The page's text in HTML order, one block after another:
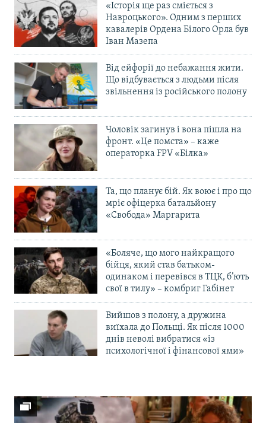
«Історія ще раз сміється з
Навроцького». Одним з перших
кавалерів Ордена Білого Орла був
Іван Мазепа
Від ейфорії до небажання жити.
Що відбувається з людьми після
звільнення із російського полону
Чоловік загинув і вона пішла на
фронт. «Це помста» – каже
операторка FPV «Білка»
Та, що планує бій. Як воює і про що
мріє офіцерка батальйону
«Свобода» Маргарита
«Боляче, що мого найкращого
бійця, який став батьком-
одинаком і перевівся в ТЦК, б’ють
свої в тилу» – комбриг Габінет
Вийшов з полону, а дружина
виїхала до Польщі. Як після 1000
днів неволі вибратися «із
психологічної і фінансової ями»